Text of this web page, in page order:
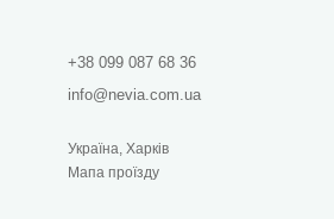
+38 099 087 68 36
info@nevia.com.ua
Україна, Харків
Мапа проїзду